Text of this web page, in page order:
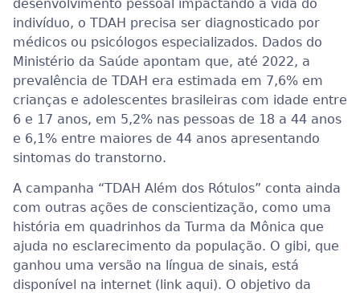
desenvolvimento pessoal impactando a vida do
indivíduo, o TDAH precisa ser diagnosticado por
médicos ou psicólogos especializados. Dados do
Ministério da Saúde apontam que, até 2022, a
prevalência de TDAH era estimada em 7,6% em
crianças e adolescentes brasileiras com idade entre
6 e 17 anos, em 5,2% nas pessoas de 18 a 44 anos
e 6,1% entre maiores de 44 anos apresentando
sintomas do transtorno.
A campanha “TDAH Além dos Rótulos” conta ainda
com outras ações de conscientização, como uma
história em quadrinhos da Turma da Mônica que
ajuda no esclarecimento da população. O gibi, que
ganhou uma versão na língua de sinais, está
disponível na internet (link aqui). O objetivo da